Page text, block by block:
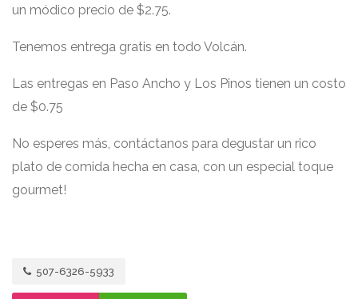
un módico precio de $2.75.
Tenemos entrega gratis en todo Volcán.
Las entregas en Paso Ancho y Los Pinos tienen un costo
de $0.75
No esperes más, contáctanos para degustar un rico
plato de comida hecha en casa, con un especial toque
gourmet!
507-6326-5933